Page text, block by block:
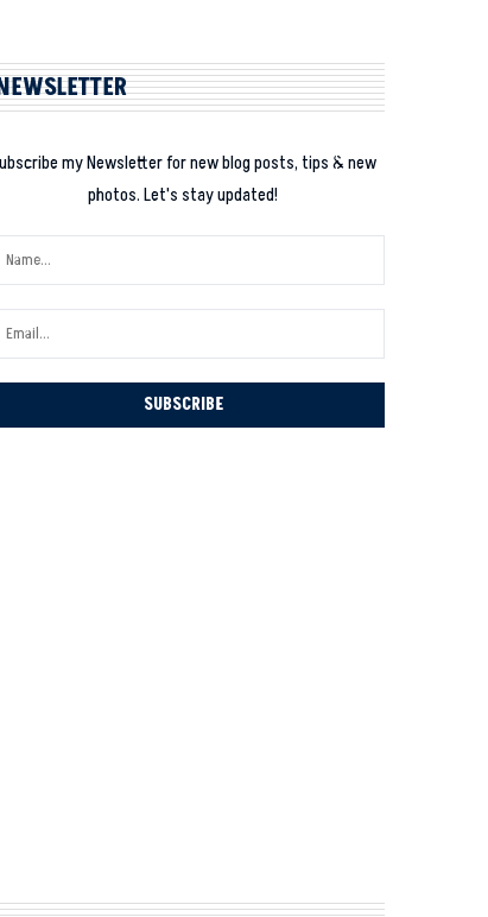
my Newsletter for new blog posts, tips & new
photos. Let's stay updated!